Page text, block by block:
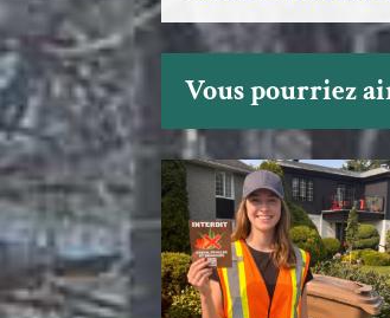
Vous pourriez